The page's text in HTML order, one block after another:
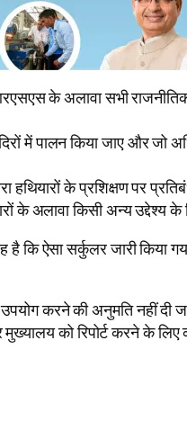
के अलावा सभी
में पालन किया जाए और जो
के प्रशिक्षण पर
के अलावा किसी अन्य उद्देश्य के
कि ऐसा सर्कुलर जारी किया
करने की अनुमति नहीं दी
को रिपोर्ट करने के लिए